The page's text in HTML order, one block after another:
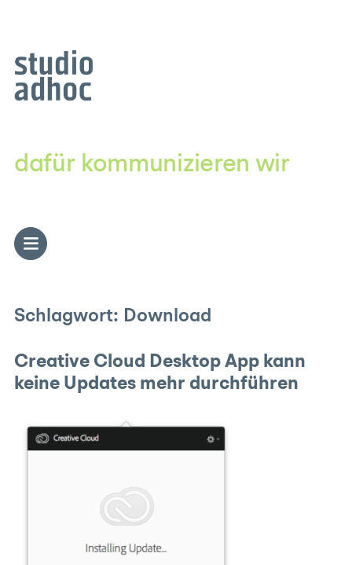
dafür kommunizieren wir
Schlagwort: Download
Creative Cloud Desktop App kann
keine Updates mehr durchführen